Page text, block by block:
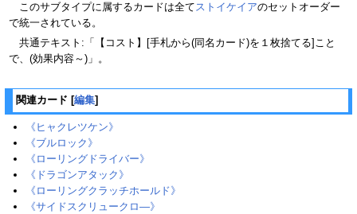
このサブタイプに属するカードは全てストイケイアのセットオーダー
で統一されている。
共通テキスト:「【コスト】[手札から(同名カード)を１枚捨てる]こと
で、(効果内容～)」。
関連カード [編集]
《ヒャクレツケン》
《ブルロック》
《ローリングドライバー》
《ドラゴンアタック》
《ローリングクラッチホールド》
《サイドスクリュークロ―》